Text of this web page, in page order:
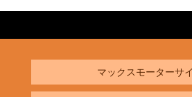
マックスモーターサ